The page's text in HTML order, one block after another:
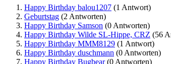
Happy Birthday balou1207 (1 Antwort)
Geburtstag (2 Antworten)
Happy Birthday Samson (0 Antworten)
Happy Birthday Wilde SL-Hippe, CRZ (56
Happy Birthday MMM8129 (1 Antwort)
Happy Birthday duschmann (0 Antworten)
Happy Birthday Bugbear(0 Antworten)